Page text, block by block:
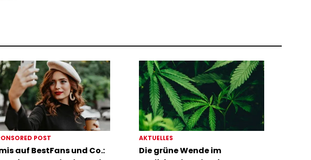
POST
auf BestFans und Co.:
AKTUELLES
Die grüne Wende im